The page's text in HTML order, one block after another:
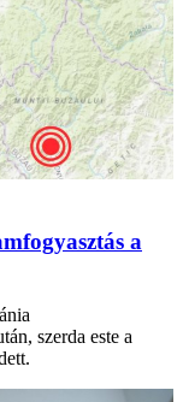
a
szerda este a